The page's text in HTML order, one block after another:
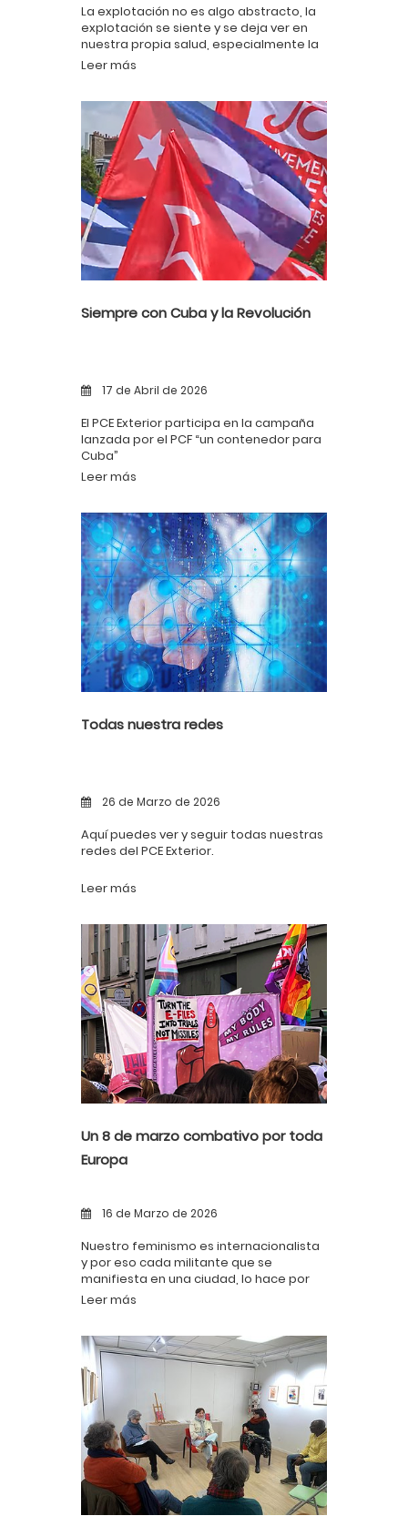
La explotación no es algo abstracto, la
explotación se siente y se deja ver en
nuestra propia salud, especialmente la
salud mental.
Leer más
Siempre con Cuba y la Revolución
17 de Abril de 2026
El PCE Exterior participa en la campaña
lanzada por el PCF “un contenedor para
Cuba”
Leer más
Todas nuestra redes
26 de Marzo de 2026
Aquí puedes ver y seguir todas nuestras
redes del PCE Exterior.
Leer más
Un 8 de marzo combativo por toda
Europa
16 de Marzo de 2026
Nuestro feminismo es internacionalista
y por eso cada militante que se
manifiesta en una ciudad, lo hace por
todas las demás.
Leer más